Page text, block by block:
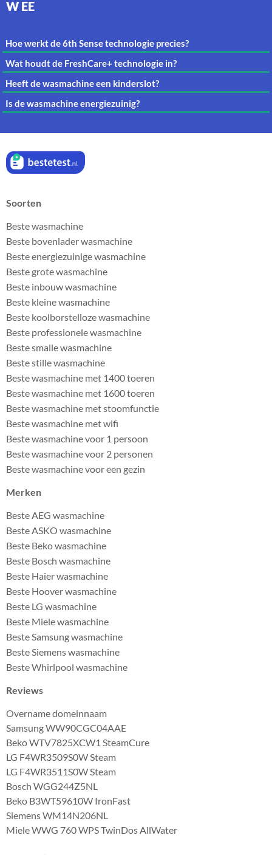
W EE
Hoe werkt de 6th Sense technologie precies?
Wat houdt de FreshCare+ technologie in?
Heeft de wasmachine een kinderslot?
Is de wasmachine energiezuinig?
Soorten
Beste wasmachine
Beste bovenlader wasmachine
Beste energiezuinige wasmachine
Beste grote wasmachine
Beste inbouw wasmachine
Beste kleine wasmachine
Beste koolborstelloze wasmachine
Beste professionele wasmachine
Beste smalle wasmachine
Beste stille wasmachine
Beste wasmachine met 1400 toeren
Beste wasmachine met 1600 toeren
Beste wasmachine met stoomfunctie
Beste wasmachine met wifi
Beste wasmachine voor 1 persoon
Beste wasmachine voor 2 personen
Beste wasmachine voor een gezin
Merken
Beste AEG wasmachine
Beste ASKO wasmachine
Beste Beko wasmachine
Beste Bosch wasmachine
Beste Haier wasmachine
Beste Hoover wasmachine
Beste LG wasmachine
Beste Miele wasmachine
Beste Samsung wasmachine
Beste Siemens wasmachine
Beste Whirlpool wasmachine
Reviews
Overname domeinnaam
Samsung WW90CGC04AAE
Beko WTV7825XCW1 SteamCure
LG F4WR3509S0W Steam
LG F4WR3511S0W Steam
Bosch WGG244Z5NL
Beko B3WT59610W IronFast
Siemens WM14N206NL
Miele WWG 760 WPS TwinDos AllWater